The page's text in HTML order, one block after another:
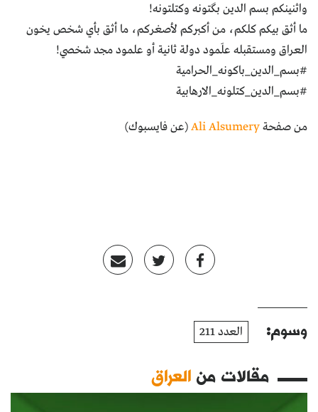
واثنينكم بسم الدين بگتونه وكتلتونه!
ما أثق بيكم كلكم، من أكبركم لأصغركم، ما أثق بأي شخص يخون
العراق ومستقبله علَمود دولة ثانية أو علمود مجد شخصي!
#بسم_الدين_باكونه_الحرامية
#بسم_الدين_كتلونه_الارهابية
من صفحةAli Alsumery(عن فايسبوك)
وسوم: العدد 211
مقالات منالعراق